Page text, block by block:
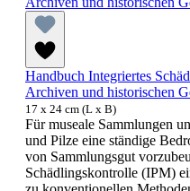
Handbuch Integriertes
Archiven und historischen
17 x 24 cm (L x B)
Für museale Sammlungen
und Pilze eine ständige
von Sammlungsgut
Schädlingskontrolle (IPM)